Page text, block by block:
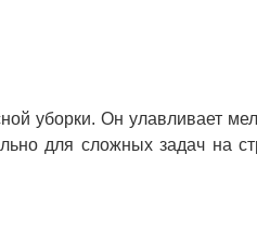
уборки. Он улавливает
для сложных задач на